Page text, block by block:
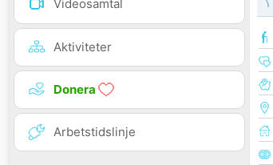
Videosamtal
Aktiviteter
Donera
Arbetstidslinje